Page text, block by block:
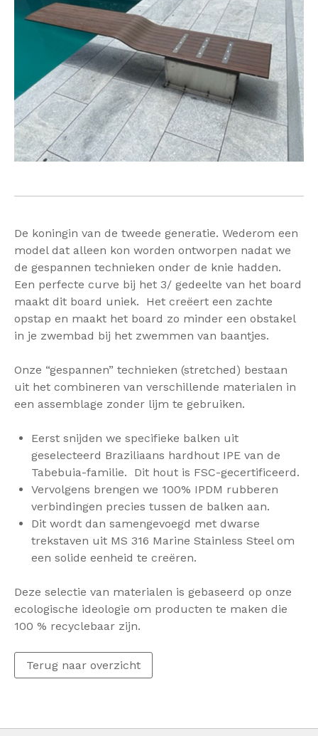
De koningin van de tweede generatie. Wederom een
model dat alleen kon worden ontworpen nadat we
de gespannen technieken onder de knie hadden.
Een perfecte curve bij het 3/ gedeelte van het board
maakt dit board uniek. Het creëert een zachte
opstap en maakt het board zo minder een obstakel
in je zwembad bij het zwemmen van baantjes.
Onze “gespannen” technieken (stretched) bestaan
uit het combineren van verschillende materialen in
een assemblage zonder lijm te gebruiken.
Eerst snijden we specifieke balken uit
geselecteerd Braziliaans hardhout IPE van de
Tabebuia-familie. Dit hout is FSC-gecertificeerd.
Vervolgens brengen we 100% IPDM rubberen
verbindingen precies tussen de balken aan.
Dit wordt dan samengevoegd met dwarse
trekstaven uit MS 316 Marine Stainless Steel om
een solide eenheid te creëren.
Deze selectie van materialen is gebaseerd op onze
ecologische ideologie om producten te maken die
100 % recyclebaar zijn.
Terug naar overzicht